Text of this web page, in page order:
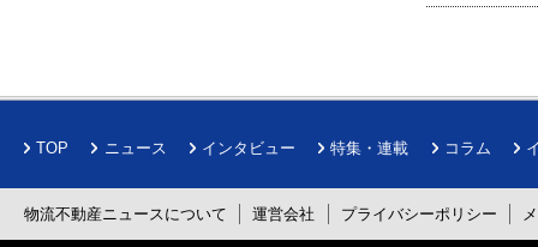
TOP ニュース インタビュー 特集・連載 コラム
物流不動産ニュースについて 運営会社 プライバシーポリシー